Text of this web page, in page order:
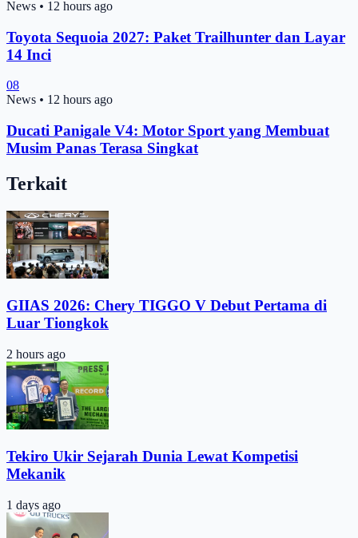
News • 12 hours ago
Toyota Sequoia 2027: Paket Trailhunter dan Layar
14 Inci
08
News • 12 hours ago
Ducati Panigale V4: Motor Sport yang Membuat
Musim Panas Terasa Singkat
Terkait
GIIAS 2026: Chery TIGGO V Debut Pertama di
Luar Tiongkok
2 hours ago
Tekiro Ukir Sejarah Dunia Lewat Kompetisi
Mekanik
1 days ago